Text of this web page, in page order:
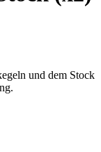
und dem Stock